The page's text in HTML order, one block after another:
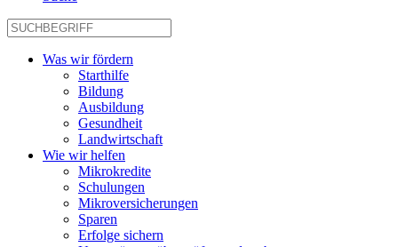
Was wir fördern
Starthilfe
Bildung
Ausbildung
Gesundheit
Landwirtschaft
Wie wir helfen
Mikrokredite
Schulungen
Mikroversicherungen
Sparen
Erfolge sichern